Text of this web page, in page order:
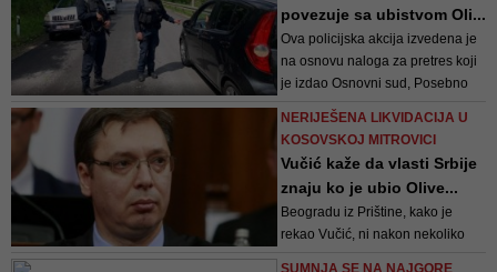
povezuje sa ubistvom Oli...
Ova policijska akcija izvedena je
na osnovu naloga za pretres koji
je izdao Osnovni sud, Posebno
odjeljenje
NERIJEŠENA LIKVIDACIJA U
KOSOVSKOJ MITROVICI
Vučić kaže da vlasti Srbije
znaju ko je ubio Olive...
Beogradu iz Prištine, kako je
rekao Vučić, ni nakon nekoliko
SUMNJA SE NA NAJGORE